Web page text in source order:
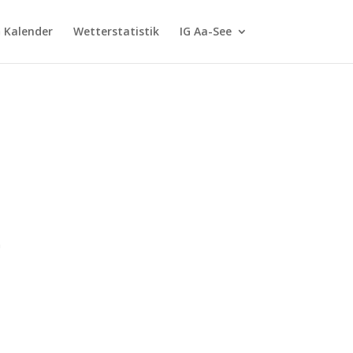
Kalender Wetterstatistik IG Aa-See